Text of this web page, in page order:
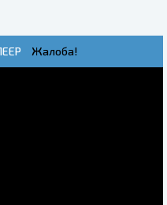
Жалоба!